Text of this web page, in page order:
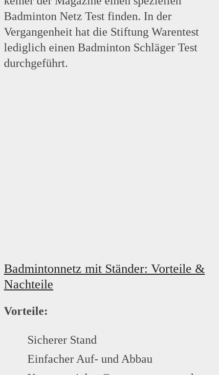
Badminton Netz Test finden. In der
Vergangenheit hat die Stiftung Warentest
lediglich einen Badminton Schläger Test
durchgeführt.
Badmintonnetz mit Ständer: Vorteile &
Nachteile
Vorteile:
Sicherer Stand
Einfacher Auf- und Abbau